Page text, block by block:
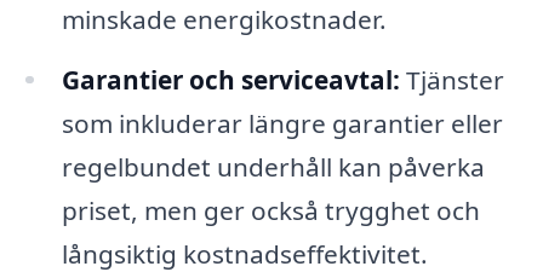
minskade energikostnader.
Garantier och serviceavtal: Tjänster
som inkluderar längre garantier eller
regelbundet underhåll kan påverka
priset, men ger också trygghet och
långsiktig kostnadseffektivitet.